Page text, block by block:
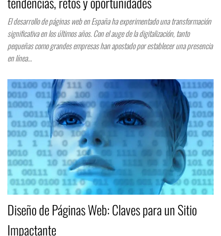
El desarrollo de páginas web en España ha experimentado una transformación
significativa en los últimos años. Con el auge de la digitalización, tanto
pequeñas como grandes empresas han apostado por establecer una presencia
en línea…
Diseño de Páginas Web: Claves para un Sitio
Impactante